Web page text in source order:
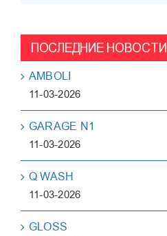
ПОСЛЕДНИЕ НОВОСТИ
AMBOLI
11-03-2026
GARAGE N1
11-03-2026
Q WASH
11-03-2026
GLOSS